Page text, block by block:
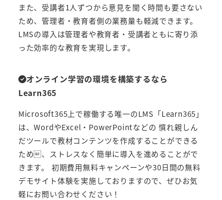
また、受講者1人ずつから意見を聞く時間も要さない
ため、管理者・教育者側の業務量も軽減できます。
LMSの導入は管理者や教育者・受講者ともに寄り添
った効率的な教育を実現します。
オンライン学習の環境を構築するなら
Learn365
Microsoft365上で稼働する唯一のLMS「Learn365」
は、WordやExcel・PowerPointなどの 慣れ親しん
だツールで教材コンテンツを作成することができる
ため、ストレスなく簡単に導入を進めることがで
きます。 初期費用無料キャンペーンや30日間の無料
デモサイト体験を実施しておりますので、ぜひお気
軽にお問い合わせください！